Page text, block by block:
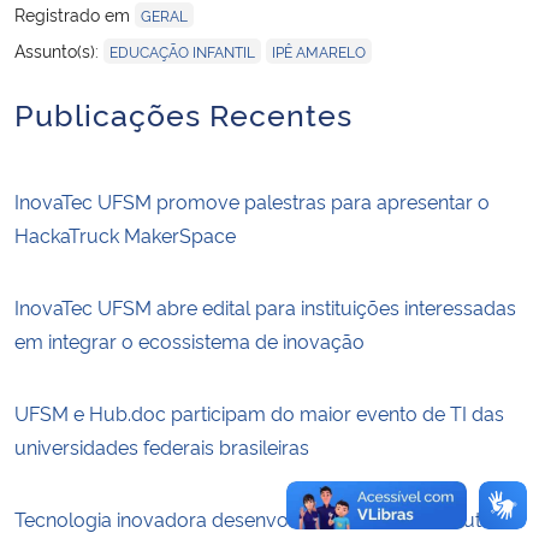
Gabinete de Segurança Institucional
Advocacia-Geral da União
Planalto
Registrado em GERAL
Assunto(s): EDUCAÇÃO INFANTIL IPÊ AMARELO
Publicações Recentes
InovaTec UFSM promove palestras para apresentar o
HackaTruck MakerSpace
InovaTec UFSM abre edital para instituições interessadas
em integrar o ecossistema de inovação
UFSM e Hub.doc participam do maior evento de TI das
universidades federais brasileiras
Tecnologia inovadora desenvolvida na UFSM/FW utiliza